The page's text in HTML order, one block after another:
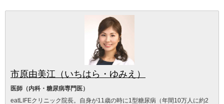
市原由美江（いちはら・ゆみえ）
医師（内科・糖尿病専門医）
eatLIFEクリニック院長。自身が11歳の時に1型糖尿病（年間10万人に約2